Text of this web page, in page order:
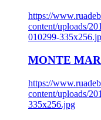
https://
content/uploads/
010299-
MONTE
https://
content/uploads/
335x256.jpg